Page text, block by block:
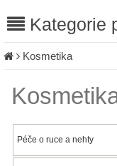
Kategorie
Kosmetika
Péče o ruce a nehty